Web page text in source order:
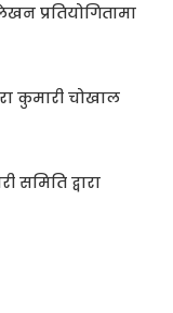
प्रतियोगितामा
कुमारी चोखाल
समिति द्वारा